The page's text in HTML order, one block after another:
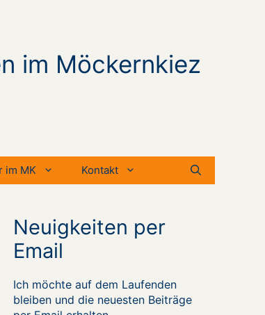
im Möckernkiez
im MK Kontakt
Neuigkeiten per
Email
Ich möchte auf dem Laufenden
bleiben und die neuesten Beiträge